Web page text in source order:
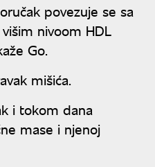
povezuje se sa
nivoom HDL
Go.
mišića.
i tokom dana
mase i njenoj